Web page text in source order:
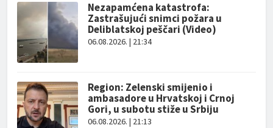
Nezapamćena katastrofa:
Zastrašujući snimci požara u
Deliblatskoj peščari (Video)
06.08.2026. | 21:34
Region: Zelenski smijenio i
ambasadore u Hrvatskoj i Crnoj
Gori, u subotu stiže u Srbiju
06.08.2026. | 21:13